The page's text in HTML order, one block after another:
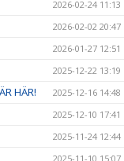
2026-02-24 11:13
2026-02-02 20:47
2026-01-27 12:51
2025-12-22 13:19
HÄR! 2025-12-16 14:48
2025-12-10 17:41
2025-11-24 12:44
2025-11-10 15:07